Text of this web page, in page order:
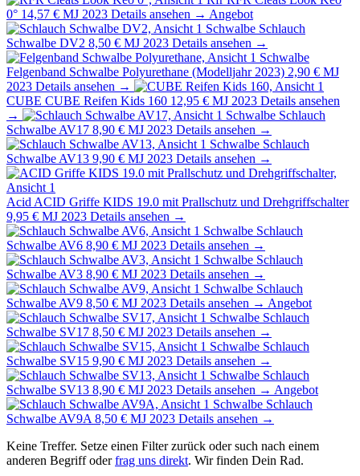
0° 14,57 € MJ 2023 Details ansehen → Angebot
Schwalbe Schlauch
Schwalbe DV2 8,50 € MJ 2023 Details ansehen →
Schwalbe
Felgenband Schwalbe Polyurethane (Modelljahr 2023) 2,90 € MJ
2023 Details ansehen →
CUBE CUBE Reifen Kids 160 12,95 € MJ 2023 Details ansehen
→
Schwalbe Schlauch
Schwalbe AV17 8,90 € MJ 2023 Details ansehen →
Schwalbe Schlauch
Schwalbe AV13 9,90 € MJ 2023 Details ansehen →
Acid ACID Griffe KIDS 19.0 mit Prallschutz und Drehgriffschalter
9,95 € MJ 2023 Details ansehen →
Schwalbe Schlauch
Schwalbe AV6 8,90 € MJ 2023 Details ansehen →
Schwalbe Schlauch
Schwalbe AV3 8,90 € MJ 2023 Details ansehen →
Schwalbe Schlauch
Schwalbe AV9 8,50 € MJ 2023 Details ansehen → Angebot
Schwalbe Schlauch
Schwalbe SV17 8,50 € MJ 2023 Details ansehen →
Schwalbe Schlauch
Schwalbe SV15 9,90 € MJ 2023 Details ansehen →
Schwalbe Schlauch
Schwalbe SV13 8,90 € MJ 2023 Details ansehen → Angebot
Schwalbe Schlauch
Schwalbe AV9A 8,50 € MJ 2023 Details ansehen →
Keine Treffer. Setze einen Filter zurück oder such nach einem
anderen Begriff oderfrag uns direkt. Wir finden Dein Rad.